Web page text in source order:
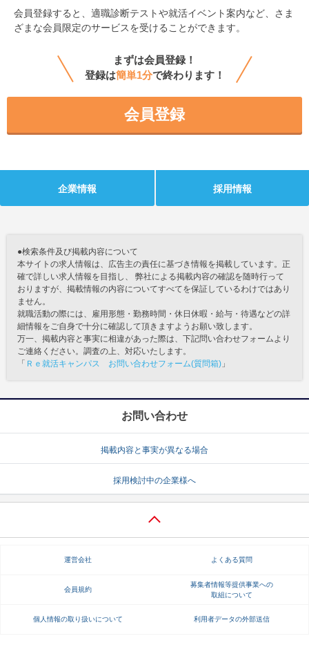
会員登録すると、 適職診断テストや就活イベント案内など、さま
ざまな会員限定のサービスを受けることができます。
まずは会員登録！
登録は簡単1分で終わります！
会員登録
企業情報 採用情報
●検索条件及び掲載内容について
本サイトの求人情報は、広告主の責任に基づき情報を掲載しています。正
確で詳しい求人情報を目指し、 弊社による掲載内容の確認を随時行って
おりますが、掲載情報の内容についてすべてを保証しているわけではあり
ません。
就職活動の際には、雇用形態・勤務時間・休日休暇・給与・待遇などの詳
細情報をご自身で十分に確認して頂きますようお願い致します。
万一、掲載内容と事実に相違があった際は、下記問い合わせフォームより
ご連絡ください。調査の上、対応いたします。
「 Ｒｅ就活キャンパス お問い合わせフォーム(質問箱) 」
お問い合わせ
掲載内容と事実が異なる場合
採用検討中の企業様へ
運営会社 よくある質問
会員規約
募集者情報等提供事業への
取組について
個人情報の取り扱いについて 利用者データの外部送信